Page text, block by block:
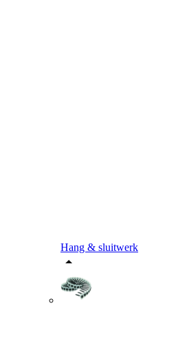
Hang & sluitwerk